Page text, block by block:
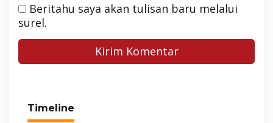
Beritahu saya akan tulisan baru melalui
surel.
Timeline